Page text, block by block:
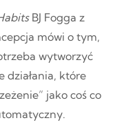
BJ Fogga z
mówi o tym,
wytworzyć
działania, które
jako coś co